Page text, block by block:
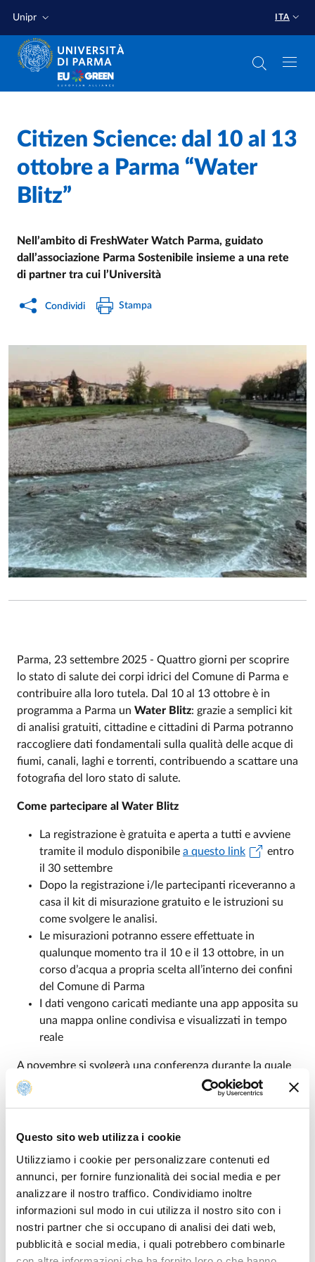
Questo sito web utilizza i cookie
Utilizziamo i cookie per personalizzare contenuti ed
annunci, per fornire funzionalità dei social media e per
analizzare il nostro traffico. Condividiamo inoltre
informazioni sul modo in cui utilizza il nostro sito con i
nostri partner che si occupano di analisi dei dati web,
pubblicità e social media, i quali potrebbero combinarle
Unipr ITA
Home /
Cerca una notizia /
Citizen Science: dal 10 al 13
ottobre a Parma “Water
Blitz”
Nell’ambito di FreshWater Watch Parma, guidato
dall’associazione Parma Sostenibile insieme a una rete
di partner tra cui l’Università
Condividi Stampa
Parma, 23 settembre 2025 - Quattro giorni per scoprire
lo stato di salute dei corpi idrici del Comune di Parma e
contribuire alla loro tutela. Dal 10 al 13 ottobre è in
programma a Parma un Water Blitz: grazie a semplici kit
di analisi gratuiti, cittadine e cittadini di Parma potranno
raccogliere dati fondamentali sulla qualità delle acque di
fiumi, canali, laghi e torrenti, contribuendo a scattare una
fotografia del loro stato di salute.
Come partecipare al Water Blitz
La registrazione è gratuita e aperta a tutti e avviene
tramite il modulo disponibile a questo link
entro
il 30 settembre
Dopo la registrazione i/le partecipanti riceveranno a
casa il kit di misurazione gratuito e le istruzioni su
come svolgere le analisi.
Le misurazioni potranno essere effettuate in
qualunque momento tra il 10 e il 13 ottobre, in un
corso d’acqua a propria scelta all’interno dei confini
del Comune di Parma
I dati vengono caricati mediante una app apposita su
una mappa online condivisa e visualizzati in tempo
reale
A novembre si svolgerà una conferenza durante la quale
sarà presentata l’analisi dei dati raccolti. L’obiettivo è
quello di identificare criticità e luoghi di pregio che
mitigazione degli impatti, ripristino e tutela degli
IlWater Blitzsi inserisce all’interno diFreshWater Watch
Parma, il più grande progetto di monitoraggio
partecipato delle acque avviato nel Comune di Parma,
oltre che nell’omonimo evento internazionale gestito
dall’associazioneEarthwatch Europe. Partito a gennaio